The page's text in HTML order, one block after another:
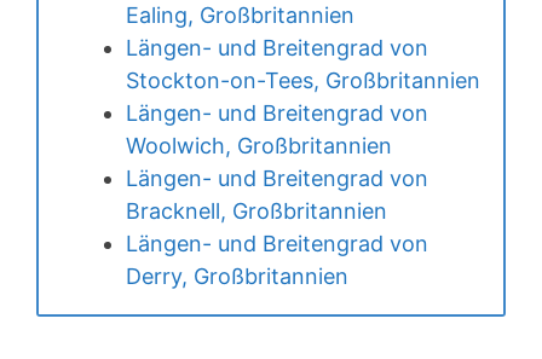
Ealing, Großbritannien
Längen- und Breitengrad von
Stockton-on-Tees, Großbritannien
Längen- und Breitengrad von
Woolwich, Großbritannien
Längen- und Breitengrad von
Bracknell, Großbritannien
Längen- und Breitengrad von
Derry, Großbritannien